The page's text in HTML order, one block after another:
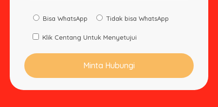
Bisa WhatsApp Tidak bisa WhatsApp
Klik Centang Untuk Menyetujui